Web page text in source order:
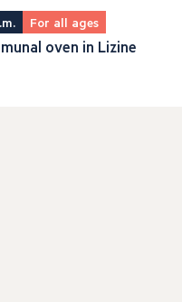
For all ages
oven in Lizine